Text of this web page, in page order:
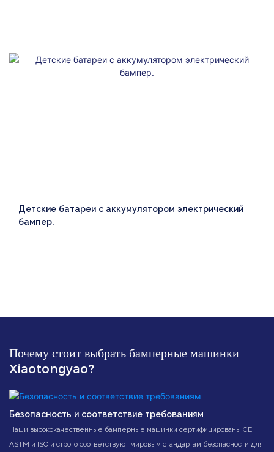
Детские батареи с аккумулятором электрический
бампер.
Почему стоит выбрать бамперные машинки
Xiaotongyao?
Безопасность и соответствие требованиям
Наши высококачественные бамперные машинки сертифицированы CE,
ASTM и ISO и строго соответствуют мировым стандартам безопасности для